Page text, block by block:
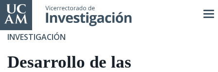
Pasar
al
contenido
INVESTIGACIÓN
Desarrollo de las